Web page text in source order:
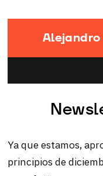
Ya que estamos,
principios de